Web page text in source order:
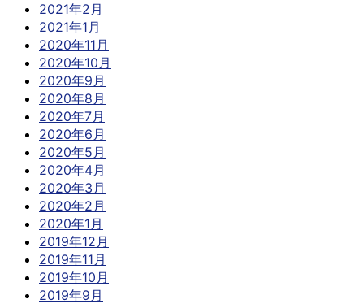
2021年2月
2021年1月
2020年11月
2020年10月
2020年9月
2020年8月
2020年7月
2020年6月
2020年5月
2020年4月
2020年3月
2020年2月
2020年1月
2019年12月
2019年11月
2019年10月
2019年9月